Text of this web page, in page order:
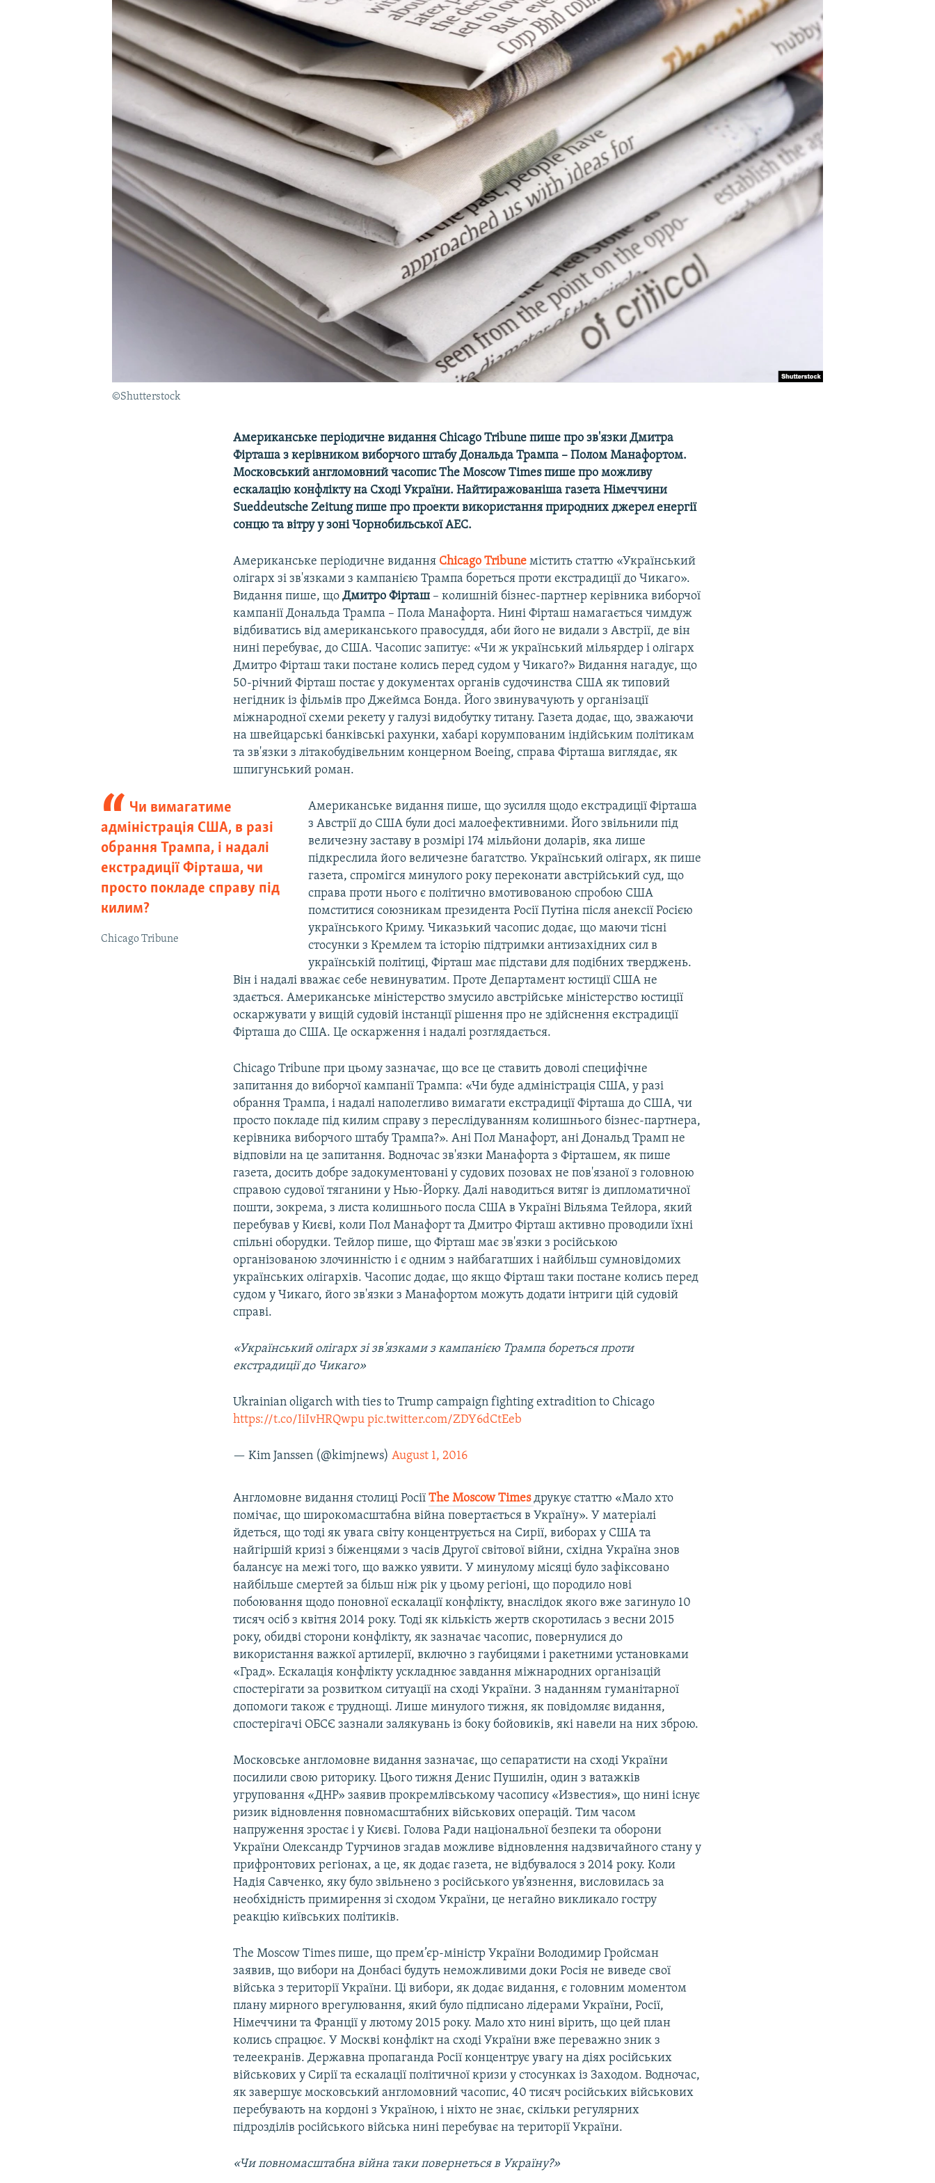
УКРАЇНСЬКА ПРОБЛЕМА КРИМУ
©Shutterstock
Американське періодичне видання Chicago Tribune пише про зв'язки Дмитра
Фірташа з керівником виборчого штабу Дональда Трампа – Полом Манафортом.
Московський англомовний часопис The Moscow Times пише про можливу
ескалацію конфлікту на Сході України. Найтиражованіша газета Німеччини
Sueddeutsche Zeitung пише про проекти використання природних джерел енергії
сонцю та вітру у зоні Чорнобильської АЕС.
Американське періодичне видання Chicago Tribune містить статтю «Український
олігарх зі зв'язками з кампанією Трампа бореться проти екстрадиції до Чикаго».
Видання пише, щоДмитро Фірташ – колишній бізнес-партнер керівника виборчої
кампанії Дональда Трампа – Пола Манафорта. Нині Фірташ намагається чимдуж
відбиватись від американського правосуддя, аби його не видали з Австрії, де він
нині перебуває, до США. Часопис запитує: «Чи ж український мільярдер і олігарх
Дмитро Фірташ таки постане колись перед судом у Чикаго?» Видання нагадує, що
50-річний Фірташ постає у документах органів судочинства США як типовий
негідник із фільмів про Джеймса Бонда. Його звинувачують у організації
міжнародної схеми рекету у галузі видобутку титану. Газета додає, що, зважаючи
на швейцарські банківські рахунки, хабарі корумпованим індійським політикам
та зв'язки з літакобудівельним концерном Boeing, справа Фірташа виглядає, як
шпигунський роман.
Чи вимагатиме
адміністрація США, в разі
обрання Трампа, і надалі
екстрадиції Фірташа, чи
просто покладе справу під
килим?
Chicago Tribune​
Американське видання пише, що зусилля щодо екстрадиції Фірташа
з Австрії до США були досі малоефективними. Його звільнили під
величезну заставу в розмірі 174 мільйони доларів, яка лише
підкреслила його величезне багатство. Український олігарх, як пише
газета, спромігся минулого року переконати австрійський суд, що
справа проти нього є політично вмотивованою спробою США
помститися союзникам президента Росії Путіна після анексії Росією
українського Криму. Чиказький часопис додає, що маючи тісні
стосунки з Кремлем та історію підтримки антизахідних сил в
українській політиці, Фірташ має підстави для подібних тверджень.
Він і надалі вважає себе невинуватим. Проте Департамент юстиції США не
здається. Американське міністерство змусило австрійське міністерство юстиції
оскаржувати у вищій судовій інстанції рішення про не здійснення екстрадиції
Фірташа до США. Це оскарження і надалі розглядається.
Chicago Tribune при цьому зазначає, що все це ставить доволі специфічне
запитання до виборчої кампанії Трампа: «Чи буде адміністрація США, у разі
обрання Трампа, і надалі наполегливо вимагати екстрадиції Фірташа до США, чи
просто покладе під килим справу з переслідуванням колишнього бізнес-партнера,
керівника виборчого штабу Трампа?». Ані Пол Манафорт, ані Дональд Трамп не
відповіли на це запитання. Водночас зв'язки Манафорта з Фірташем, як пише
газета, досить добре задокументовані у судових позовах не пов'язаної з головною
справою судової тяганини у Нью-Йорку. Далі наводиться витяг із дипломатичної
пошти, зокрема, з листа колишнього посла США в Україні Вільяма Тейлора, який
перебував у Києві, коли Пол Манафорт та Дмитро Фірташ активно проводили їхні
спільні оборудки. Тейлор пише, що Фірташ має зв'язки з російською
організованою злочинністю і є одним з найбагатших і найбільш сумновідомих
українських олігархів. Часопис додає, що якщо Фірташ таки постане колись перед
судом у Чикаго, його зв'язки з Манафортом можуть додати інтриги цій судовій
справі.
«Український олігарх зі зв'язками з кампанією Трампа бореться проти
екстрадиції до Чикаго»
Ukrainian oligarch with ties to Trump campaign fighting extradition to Chicago
https://t.co/IiIvHRQwpu pic.twitter.com/ZDY6dCtEeb
— Kim Janssen (@kimjnews)August 1, 2016
Англомовне видання столиці РосіїThe Moscow Timesдрукує статтю «Мало хто
помічає, що широкомасштабна війна повертається в Україну». У матеріалі
йдеться, що тоді як увага світу концентрується на Сирії, виборах у США та
найгіршій кризі з біженцями з часів Другої світової війни, східна Україна знов
балансує на межі того, що важко уявити. У минулому місяці було зафіксовано
найбільше смертей за більш ніж рік у цьому регіоні, що породило нові
побоювання щодо поновної ескалації конфлікту, внаслідок якого вже загинуло 10
тисяч осіб з квітня 2014 року. Тоді як кількість жертв скоротилась з весни 2015
року, обидві сторони конфлікту, як зазначає часопис, повернулися до
використання важкої артилерії, включно з гаубицями і ракетними установками
«Град». Ескалація конфлікту ускладнює завдання міжнародних організацій
спостерігати за розвитком ситуації на сході України. З наданням гуманітарної
допомоги також є труднощі. Лише минулого тижня, як повідомляє видання,
спостерігачі ОБСЄ зазнали залякувань із боку бойовиків, які навели на них зброю.
Московське англомовне видання зазначає, що сепаратисти на сході України
посилили свою риторику. Цього тижня Денис Пушилін, один з ватажків
угруповання «ДНР» заявив прокремлівському часопису «Известия», що нині існує
ризик відновлення повномасштабних військових операцій. Тим часом
напруження зростає і у Києві. Голова Ради національної безпеки та оборони
України Олександр Турчинов згадав можливе відновлення надзвичайного стану у
прифронтових регіонах, а це, як додає газета, не відбувалося з 2014 року. Коли
Надія Савченко, яку було звільнено з російського ув’язнення, висловилась за
необхідність примирення зі сходом України, це негайно викликало гостру
реакцію київських політиків.
The Moscow Times пише, що прем’єр-міністр України Володимир Гройсман
заявив, що вибори на Донбасі будуть неможливими доки Росія не виведе свої
війська з території України. Ці вибори, як додає видання, є головним моментом
плану мирного врегулювання, який було підписано лідерами України, Росії,
Німеччини та Франції у лютому 2015 року. Мало хто нині вірить, що цей план
колись спрацює. У Москві конфлікт на сході України вже переважно зник з
телеекранів. Державна пропаганда Росії концентрує увагу на діях російських
військових у Сирії та ескалації політичної кризи у стосунках із Заходом. Водночас,
як завершує московський англомовний часопис, 40 тисяч російських військових
перебувають на кордоні з Україною, і ніхто не знає, скільки регулярних
підрозділів російського війська нині перебуває на території України.
«Чи повномасштабна війна таки повернеться в Україну?»